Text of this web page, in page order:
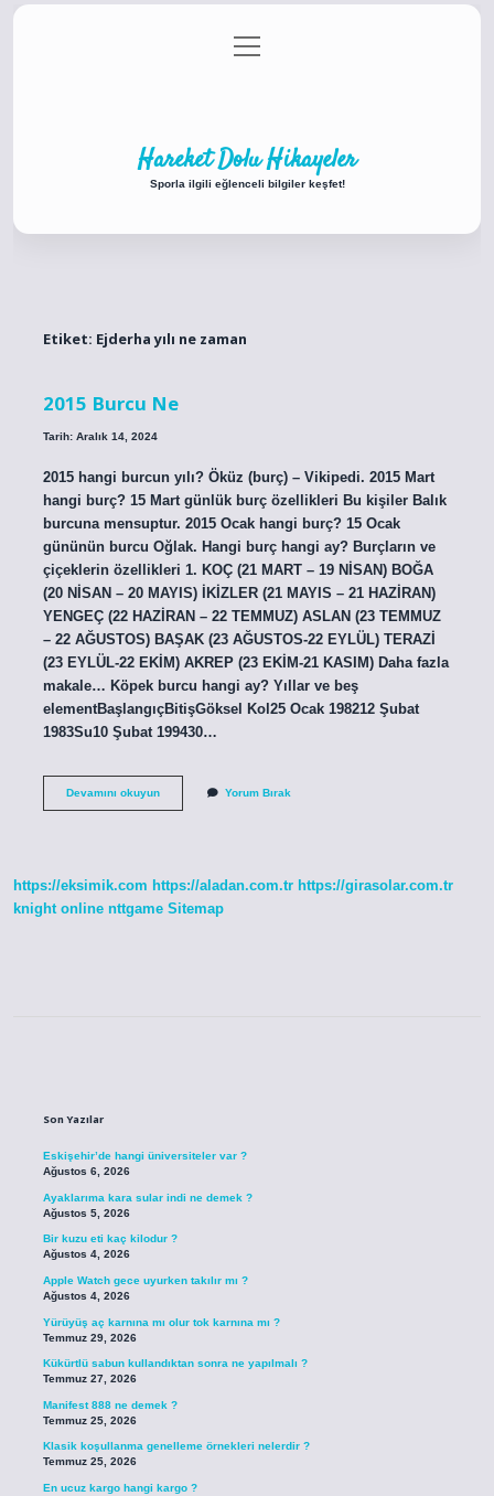
Gizlilik Politikası
menüyü
aç
Hareket Dolu Hikayeler
Sporla ilgili eğlenceli bilgiler keşfet!
Etiket: Ejderha yılı ne zaman
2015 Burcu Ne
Tarih: Aralık 14, 2024
2015 hangi burcun yılı? Öküz (burç) – Vikipedi. 2015 Mart
hangi burç? 15 Mart günlük burç özellikleri Bu kişiler Balık
burcuna mensuptur. 2015 Ocak hangi burç? 15 Ocak
gününün burcu Oğlak. Hangi burç hangi ay? Burçların ve
çiçeklerin özellikleri 1. KOÇ (21 MART – 19 NİSAN) BOĞA
(20 NİSAN – 20 MAYIS) İKİZLER (21 MAYIS – 21 HAZİRAN)
YENGEÇ (22 HAZİRAN – 22 TEMMUZ) ASLAN (23 TEMMUZ
– 22 AĞUSTOS) BAŞAK (23 AĞUSTOS-22 EYLÜL) TERAZİ
(23 EYLÜL-22 EKİM) AKREP (23 EKİM-21 KASIM) Daha fazla
makale… Köpek burcu hangi ay? Yıllar ve beş
elementBaşlangıçBitişGöksel Kol25 Ocak 198212 Şubat
1983Su10 Şubat 199430…
Devamını okuyun2015
Yorum Bırak
https://eksimik.com https://aladan.com.tr https://girasolar.com.tr
knight online nttgame Sitemap
Son Yazılar
Eskişehir’de hangi üniversiteler var ?
Ağustos 6, 2026
Ayaklarıma kara sular indi ne demek ?
Ağustos 5, 2026
Bir kuzu eti kaç kilodur ?
Ağustos 4, 2026
Apple Watch gece uyurken takılır mı ?
Ağustos 4, 2026
Yürüyüş aç karnına mı olur tok karnına mı ?
Temmuz 29, 2026
Kükürtlü sabun kullandıktan sonra ne yapılmalı ?
Temmuz 27, 2026
Manifest 888 ne demek ?
Temmuz 25, 2026
Klasik koşullanma genelleme örnekleri nelerdir ?
Temmuz 25, 2026
En ucuz kargo hangi kargo ?